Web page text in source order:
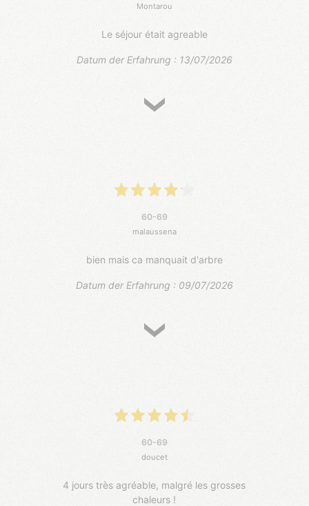
Montarou
Le séjour était agreable
Datum der Erfahrung : 13/07/2026
60-69
malaussena
bien mais ca manquait d'arbre
Datum der Erfahrung : 09/07/2026
60-69
doucet
4 jours très agréable, malgré les grosses
chaleurs !